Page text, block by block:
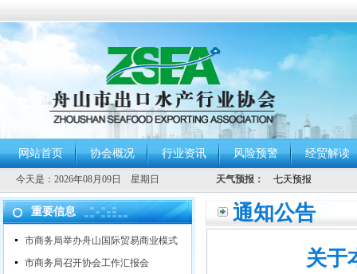
网站首页 协会概况 行业资讯 风险预警 经贸解读
今天是： 2026年08月09日 星期日 天气预报：
重要信息
市商务局举办舟山国际贸易商业模式
市商务局召开协会工作汇报会
通知公告
关于